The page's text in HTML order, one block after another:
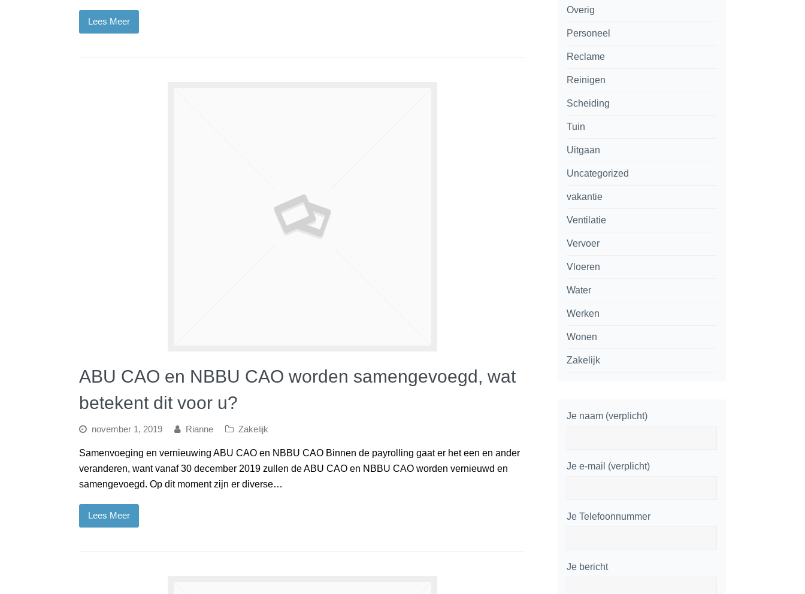
Lees Meer
ABU CAO en NBBU CAO worden samengevoegd, wat
betekent dit voor u?
november 1, 2019 Rianne Zakelijk
Samenvoeging en vernieuwing ABU CAO en NBBU CAO Binnen de payrolling gaat er het een en ander
veranderen, want vanaf 30 december 2019 zullen de ABU CAO en NBBU CAO worden vernieuwd en
samengevoegd. Op dit moment zijn er diverse…
Lees Meer
Overig
Personeel
Reclame
Reinigen
Scheiding
Tuin
Uitgaan
Uncategorized
vakantie
Ventilatie
Vervoer
Vloeren
Water
Werken
Wonen
Zakelijk
Je naam (verplicht)
Je e-mail (verplicht)
Je Telefoonnummer
Je bericht